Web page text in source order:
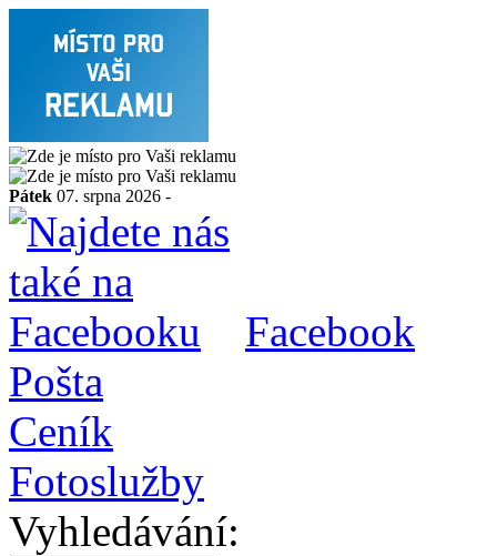
Pátek 07. srpna 2026 -
Facebook
Pošta
Ceník
Fotoslužby
Vyhledávání: